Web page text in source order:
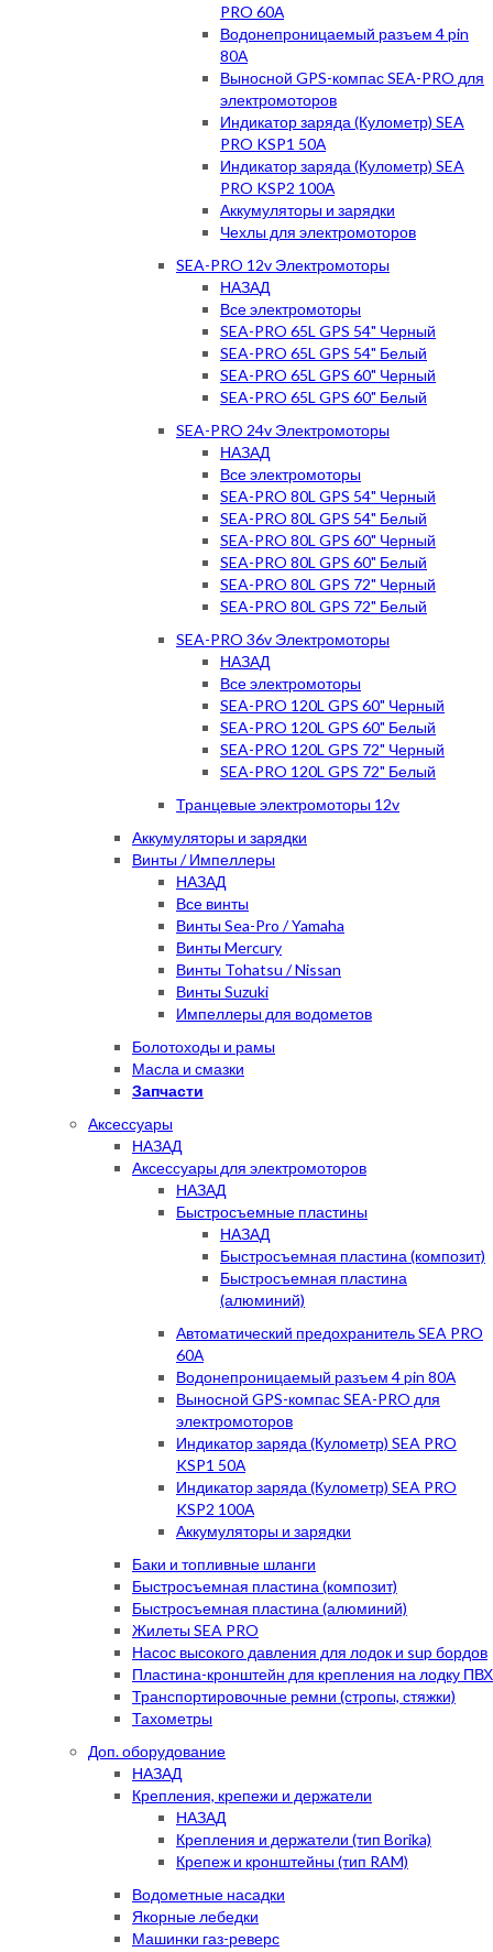
PRO 60А
Водонепроницаемый разъем 4 pin
80А
Выносной GPS-компас SEA-PRO для
электромоторов
Индикатор заряда (Кулометр) SEA
PRO KSP1 50А
Индикатор заряда (Кулометр) SEA
PRO KSP2 100А
Аккумуляторы и зарядки
Чехлы для электромоторов
SEA-PRO 12v Электромоторы
НАЗАД
Все электромоторы
SEA-PRO 65L GPS 54" Черный
SEA-PRO 65L GPS 54" Белый
SEA-PRO 65L GPS 60" Черный
SEA-PRO 65L GPS 60" Белый
SEA-PRO 24v Электромоторы
НАЗАД
Все электромоторы
SEA-PRO 80L GPS 54" Черный
SEA-PRO 80L GPS 54" Белый
SEA-PRO 80L GPS 60" Черный
SEA-PRO 80L GPS 60" Белый
SEA-PRO 80L GPS 72" Черный
SEA-PRO 80L GPS 72" Белый
SEA-PRO 36v Электромоторы
НАЗАД
Все электромоторы
SEA-PRO 120L GPS 60" Черный
SEA-PRO 120L GPS 60" Белый
SEA-PRO 120L GPS 72" Черный
SEA-PRO 120L GPS 72" Белый
Транцевые электромоторы 12v
Аккумуляторы и зарядки
Винты / Импеллеры
НАЗАД
Все винты
Винты Sea-Pro / Yamaha
Винты Mercury
Винты Tohatsu / Nissan
Винты Suzuki
Импеллеры для водометов
Болотоходы и рамы
Масла и смазки
Запчасти
Аксессуары
НАЗАД
Аксессуары для электромоторов
НАЗАД
Быстросъемные пластины
НАЗАД
Быстросъемная пластина (композит)
Быстросъемная пластина
(алюминий)
Автоматический предохранитель SEA PRO
60А
Водонепроницаемый разъем 4 pin 80А
Выносной GPS-компас SEA-PRO для
электромоторов
Индикатор заряда (Кулометр) SEA PRO
KSP1 50А
Индикатор заряда (Кулометр) SEA PRO
KSP2 100А
Аккумуляторы и зарядки
Баки и топливные шланги
Быстросъемная пластина (композит)
Быстросъемная пластина (алюминий)
Жилеты SEA PRO
Насос высокого давления для лодок и sup бордов
Пластина-кронштейн для крепления на лодку ПВХ
Транспортировочные ремни (стропы, стяжки)
Тахометры
Доп. оборудование
НАЗАД
Крепления, крепежи и держатели
НАЗАД
Крепления и держатели (тип Borika)
Крепеж и кронштейны (тип RAM)
Водометные насадки
Якорные лебедки
Машинки газ-реверс